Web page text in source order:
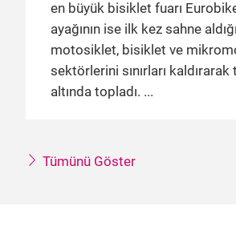
en büyük bisiklet fuarı
ayağının ise ilk kez sahne
motosiklet, bisiklet ve
sektörlerini sınırları kaldırarak
altında topladı.
Tümünü Göster